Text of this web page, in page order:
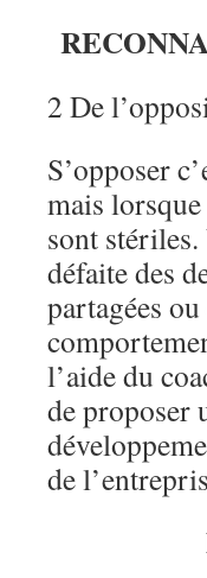
2 De
S’opposer
mais
sont
défaite des
partagées
l’aide du
de proposer
de